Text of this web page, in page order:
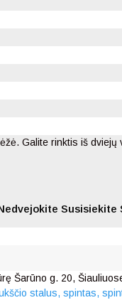
Galite rinktis iš
Susisiekite
Šarūno g. 20,
stalus, spintas,